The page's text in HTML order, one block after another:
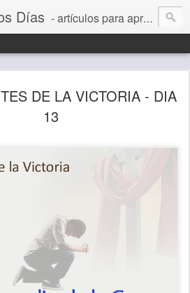
Días - artículos para aprender a vivir mejor, un día a la vez. Por Juan C Quintero
DE LA VICTORIA - DIA
13